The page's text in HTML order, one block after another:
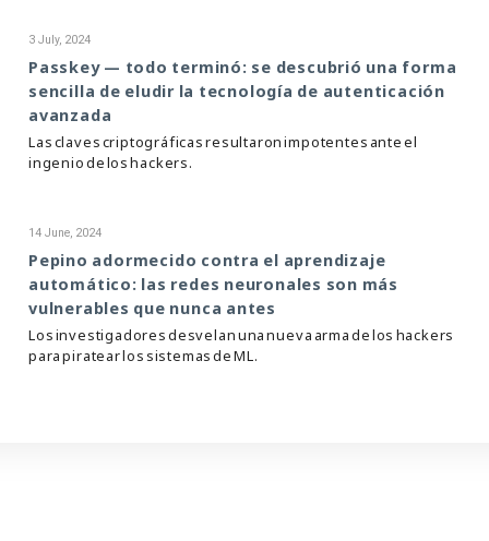
3 July, 2024
Passkey — todo terminó: se descubrió una forma
sencilla de eludir la tecnología de autenticación
avanzada
Las claves criptográficas resultaron impotentes ante el
ingenio de los hackers.
14 June, 2024
Pepino adormecido contra el aprendizaje
automático: las redes neuronales son más
vulnerables que nunca antes
Los investigadores desvelan una nueva arma de los hackers
para piratear los sistemas de ML.